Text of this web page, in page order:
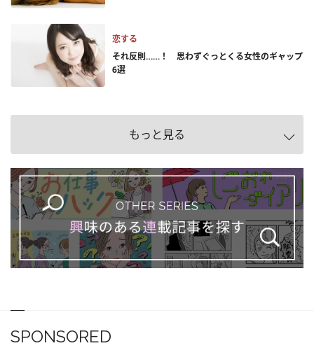
恋する
それ反則……！ 思わずぐっとくる女性のギャップ
6選
もっと見る
SPONSORED